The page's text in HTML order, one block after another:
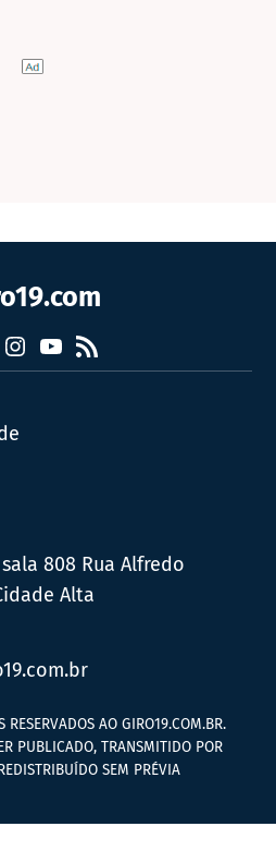
Instagram
YouTube
RSS
808 Rua Alfredo
Alta
AO GIRO19.COM.BR.
PUBLICADO, TRANSMITIDO POR
SEM PRÉVIA